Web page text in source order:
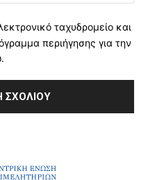
ταχυδρομείο και
περιήγησης για την